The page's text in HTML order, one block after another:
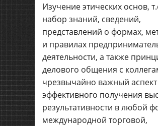
Изучение этических основ,
набор знаний, сведений,
представлений о формах,
и правилах
деятельности, а также
делового общения с
чрезвычайно важный аспект
эффективного получения
результативности в любой
международной торговой,